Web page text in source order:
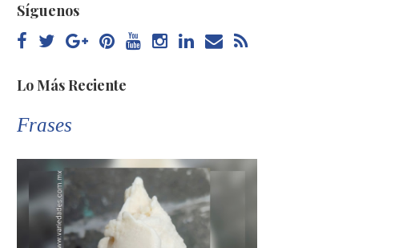
Síguenos
Lo Más Reciente
Frases